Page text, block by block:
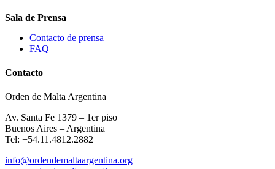
Sala de Prensa
Contacto de prensa
FAQ
Contacto
Orden de Malta Argentina
Av. Santa Fe 1379 – 1er piso
Buenos Aires – Argentina
Tel: +54.11.4812.2882
info@ordendemaltaargentina.org